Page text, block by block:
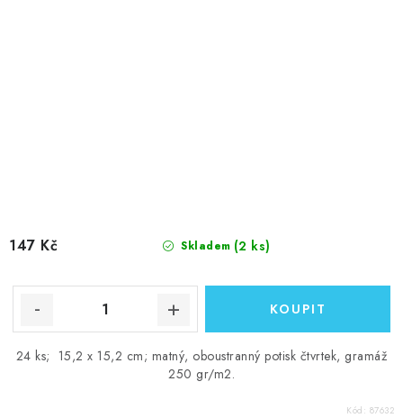
Skladem (2 ks)
147 Kč
24 ks; 15,2 x 15,2 cm; matný, oboustranný potisk čtvrtek, gramáž
250 gr/m2.
Kód: 87632